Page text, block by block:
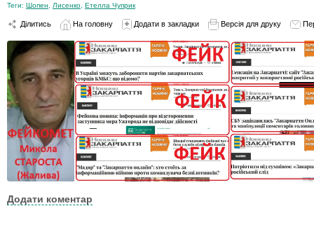
Теги: Шопен Лисенко Етелла Чуприк
Ділитись На головну Додати в закладки Версія для друку
Додати коментар